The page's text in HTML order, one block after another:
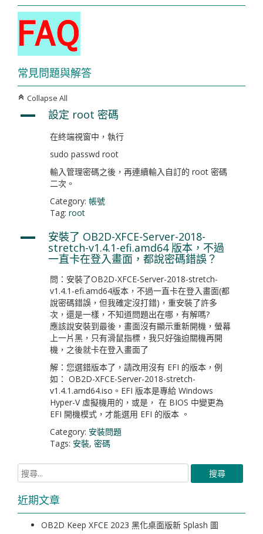
常見問題與解答
C Collapse All
A 設定 root 密碼
在終端視窗中，執行
sudo passwd root
輸入管理密碼之後，再連續輸入自訂的 root 密碼
二次。
Category: 帳號
Tag: root
A 安裝了 OB2D-XFCE-Server-2018-
stretch-v1.4.1-efi.amd64 版本，不過
一直卡在登入畫面，都說密碼錯誤？
問：安裝了OB2D-XFCE-Server-2018-stretch-
v1.4.1-efi.amd64版本，不過一直卡在登入畫面(都
說密碼錯誤，但我確定沒打錯)，重安裝了許多
次，還是一樣，不知道問題出在哪，有解嗎?
應該說安裝到最後，畫面沒有顯示重新開機，螢幕
上一片黑，只有滑鼠指標，我只好強迫關機再開
機，之後就卡在登入畫面了
解：您選錯版本了，請改用沒有 EFI 的版本，例
如： OB2D-XFCE-Server-2018-stretch-
v1.4.1.amd64.iso。EFI 版本是專給 Windows
Hyper-V 虛擬機用的，或是， 在 BIOS 中變更為
EFI 開機模式，才能選用 EFI 的版本 。
Category: 安裝問題
Tags: 安裝, 密碼
近期文章
OB2D Keep XFCE 2023 黑化桌面版新 Splash 圖